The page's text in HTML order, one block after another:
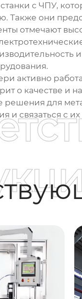
с ЧПУ,
они
отмечают
активно
о качестве и
для
и связаться с